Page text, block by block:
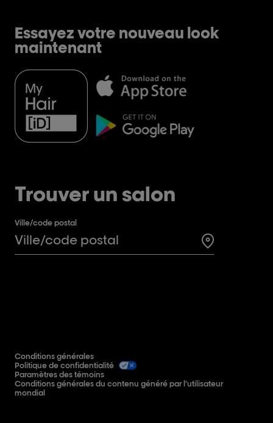
Essayez votre nouveau look
maintenant
Trouver un salon
Ville/code postal
Search for a
Conditions générales
Politique de confidentialité
Paramètres des témoins
Conditions générales du contenu généré par l’utilisateur
mondial